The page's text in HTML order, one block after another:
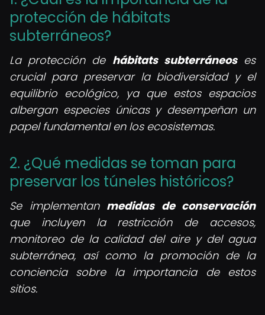
protección de hábitats
subterráneos?
La protección de hábitats subterráneoses
crucial para preservar la biodiversidad y el
equilibrio ecológico, ya que estos espacios
albergan especies únicas y desempeñan un
papel fundamental en los ecosistemas.
2. ¿Qué medidas se toman para
preservar los túneles históricos?
Se implementan medidas de conservación
que incluyen la restricción de accesos,
monitoreo de la calidad del aire y del agua
subterránea, así como la promoción de la
conciencia sobre la importancia de estos
sitios.